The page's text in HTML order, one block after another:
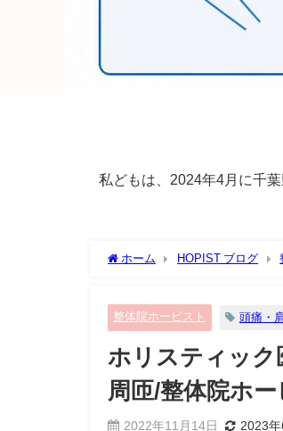
私どもは、2024年4月に千
ホーム HOPIST ブログ
整体院ホーピスト 頭痛・
ホリスティック
周匝/整体院ホー
2022年11月14日 2023